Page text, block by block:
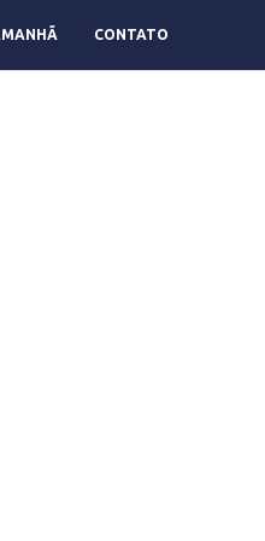
CONTATO